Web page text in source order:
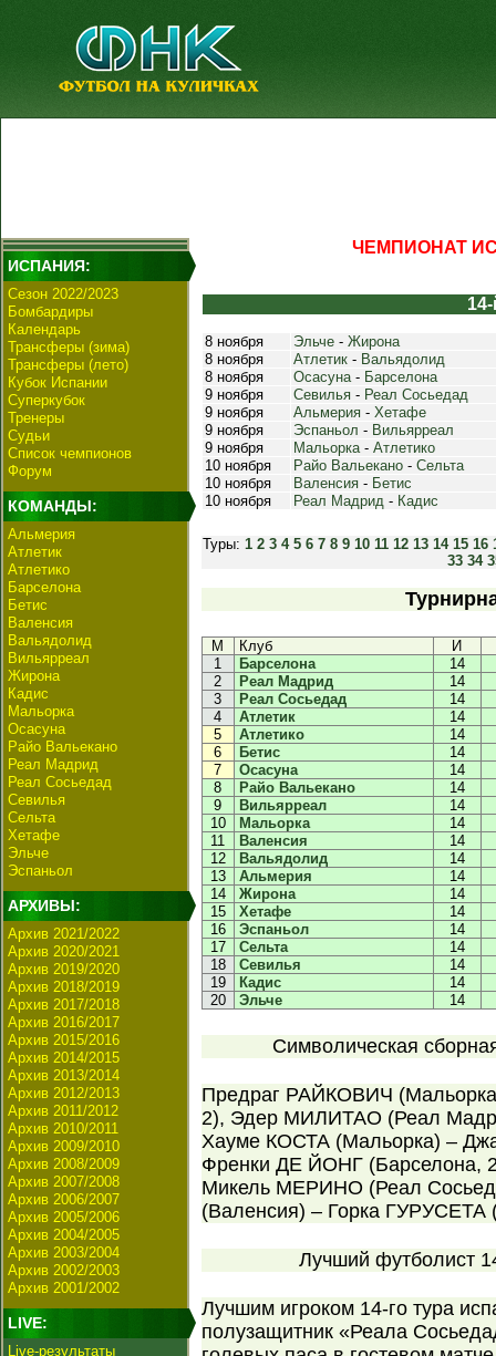
ИСПАНИЯ:
Сезон 2022/2023
Бомбардиры
Календарь
Трансферы (зима)
Трансферы (лето)
Кубок Испании
Суперкубок
Тренеры
Судьи
Список чемпионов
Форум
КОМАНДЫ:
Альмерия
Атлетик
Атлетико
Барселона
Бетис
Валенсия
Вальядолид
Вильярреал
Жирона
Кадис
Мальорка
Осасуна
Райо Вальекано
Реал Мадрид
Реал Сосьедад
Севилья
Сельта
Хетафе
Эльче
Эспаньол
АРХИВЫ:
Архив 2021/2022
Архив 2020/2021
Архив 2019/2020
Архив 2018/2019
Архив 2017/2018
Архив 2016/2017
Архив 2015/2016
Архив 2014/2015
Архив 2013/2014
Архив 2012/2013
Архив 2011/2012
Архив 2010/2011
Архив 2009/2010
Архив 2008/2009
Архив 2007/2008
Архив 2006/2007
Архив 2005/2006
Архив 2004/2005
Архив 2003/2004
Архив 2002/2003
Архив 2001/2002
LIVE:
Live-результаты
ЧЕМПИОНАТ
8 ноября Эльче - Жирона
8 ноября
Атлетик - Вальядолид
8 ноября
Осасуна- Барселона
9 ноября
Севилья - Реал Сосьедад
9 ноября
Альмерия - Хетафе
9 ноября
Эспаньол - Вильярреал
9 ноября
Мальорка- Атлетико
10 ноября
Райо Вальекано - Сельта
10 ноября
Валенсия - Бетис
10 ноября
Реал Мадрид - Кадис
Туры: 1 2 3 4 5 6 7 8 9 10 11 12 13 14 15 16
33 34
М Клуб
И
1
Барселона
14
2
Реал Мадрид
14
3
Реал Сосьедад
14
4
Атлетик
14
5
Атлетико
14
6
Бетис
14
7
Осасуна
14
8
Райо Вальекано
14
9
Вильярреал
14
10
Мальорка
14
11
Валенсия
14
12
Вальядолид
14
13
Альмерия
14
14
Жирона
14
15
Хетафе
14
16
Эспаньол
14
17
Сельта
14
18
Севилья
14
19
Кадис
14
20
Эльче 14
Символическая
Предраг РАЙКОВИЧ
2), Эдер МИЛИТАО (Реал
Хауме КОСТА (Мальорка) –
Френки ДЕ ЙОНГ (Барселона,
Микель МЕРИНО (Реал
(Валенсия) – Горка ГУРУСЕТА
Лучший футболист
Лучшим игроком 14-го тура
полузащитник «Реала